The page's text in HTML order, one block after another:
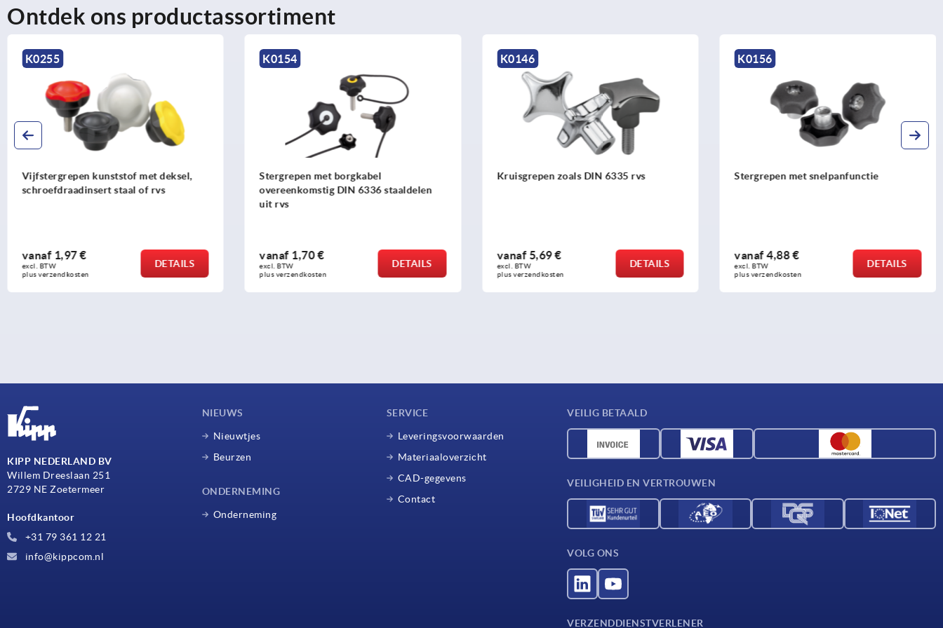
Ontdek ons productassortiment
K0255
Vijfstergrepen kunststof met deksel,
schroefdraadinsert staal of rvs
vanaf 1,97 €
excl. BTW
plus verzendkosten
DETAILS
K0154
Stergrepen met borgkabel
overeenkomstig DIN 6336 staaldelen
uit rvs
vanaf 1,70 €
excl. BTW
plus verzendkosten
DETAILS
K0146
Kruisgrepen zoals DIN 6335 rvs
vanaf 5,69 €
excl. BTW
plus verzendkosten
DETAILS
K0156
Stergrepen met snelpanfunctie
vanaf4,88 €
excl. BTW
plus verzendkosten
DETAILS
KIPP NEDERLAND BV
Willem Dreeslaan 251
2729 NE Zoetermeer
Hoofdkantoor
+31 79 361 12 21
info@kippcom.nl
NIEUWS
Nieuwtjes
Beurzen
ONDERNEMING
Onderneming
SERVICE
Leveringsvoorwaarden
Materiaaloverzicht
CAD-gegevens
Contact
VEILIG BETAALD
VEILIGHEID EN VERTROUWEN
VOLG ONS
VERZENDDIENSTVERLENER